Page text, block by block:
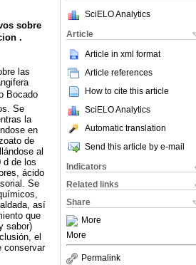
SciELO Analytics
Article
Article in xml format
Article references
How to cite this article
SciELO Analytics
Automatic translation
Send this article by e-mail
Indicators
Related links
Share
More
More
Permalink
sobre
.
las
Bocado
Se
la
en
de
al
d de los
ácido
Se
así
que
sabor)
el
conservar